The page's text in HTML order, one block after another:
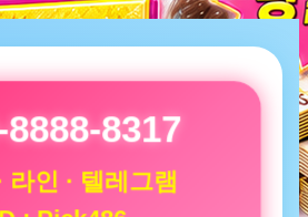
8317
라인 · 텔레그램